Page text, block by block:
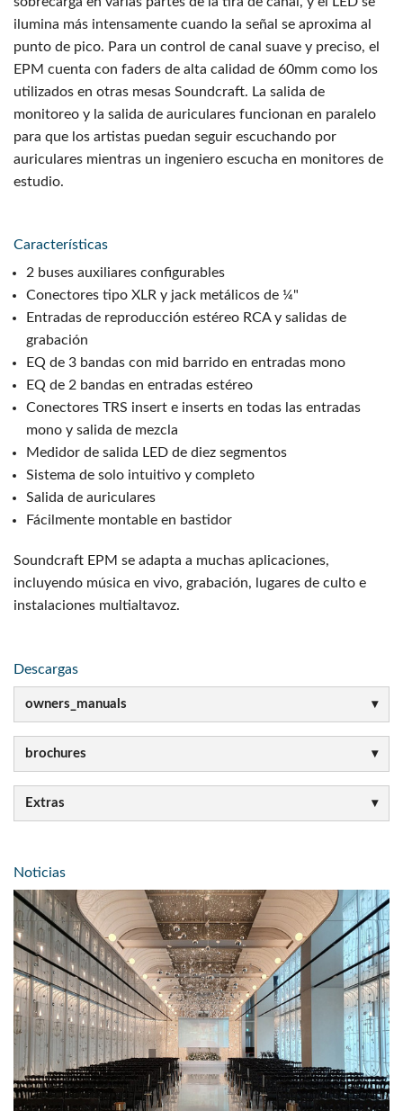
ilumina más intensamente cuando la señal se aproxima al
punto de pico. Para un control de canal suave y preciso, el
EPM cuenta con faders de alta calidad de 60mm como los
utilizados en otras mesas Soundcraft. La salida de
monitoreo y la salida de auriculares funcionan en paralelo
para que los artistas puedan seguir escuchando por
auriculares mientras un ingeniero escucha en monitores de
estudio.
Características
2 buses auxiliares configurables
Conectores tipo XLR y jack metálicos de ¼"
Entradas de reproducción estéreo RCA y salidas de
grabación
EQ de 3 bandas con mid barrido en entradas mono
EQ de 2 bandas en entradas estéreo
Conectores TRS insert e inserts en todas las entradas
mono y salida de mezcla
Medidor de salida LED de diez segmentos
Sistema de solo intuitivo y completo
Salida de auriculares
Fácilmente montable en bastidor
Soundcraft EPM se adapta a muchas aplicaciones,
incluyendo música en vivo, grabación, lugares de culto e
instalaciones multialtavoz.
Descargas
owners_manuals
brochures
Extras
Noticias